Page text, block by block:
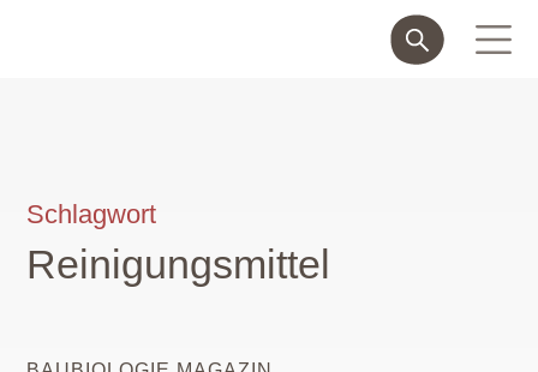
Schlagwort
Reinigungsmittel